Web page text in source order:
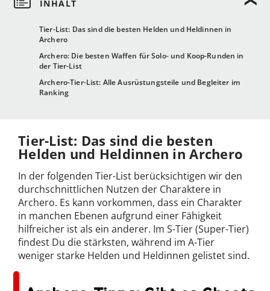
Tier-List: Das sind die besten Helden und Heldinnen in
Archero
Archero: Die besten Waffen für Solo- und Koop-Runden in
der Tier-List
Archero-Tier-List: Alle Ausrüstungsteile und Begleiter im
Ranking
Tier-List: Das sind die besten
Helden und Heldinnen in Archero
In der folgenden Tier-List berücksichtigen wir den
durchschnittlichen Nutzen der Charaktere in
Archero. Es kann vorkommen, dass ein Charakter
in manchen Ebenen aufgrund einer Fähigkeit
hilfreicher ist als ein anderer. Im S-Tier (Super-Tier)
findest Du die stärksten, während im A-Tier
weniger starke Helden und Heldinnen gelistet sind.